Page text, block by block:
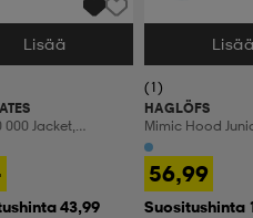
Koko
Lisää
000 Jacket,
Lasten
43,99
Valitse Koko
(1)
HAGLÖFS
Mimic Hood
56,99
Suositushinta